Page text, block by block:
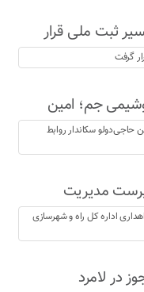
در مسیر ثبت ملی قرار
جم؛ امین
بین‌الملل شد
مدیریت
معرفی شد